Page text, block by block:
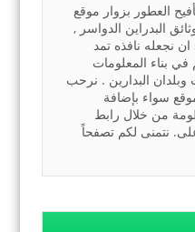
العطور بزوار موقع
البدراين الدواسر ,
نجعله نافذه تمد
في بناء المعلومات
البدارين . نرحب
سواء بإضافة
من خلال رابط
نتمنى لكم تصفحاً